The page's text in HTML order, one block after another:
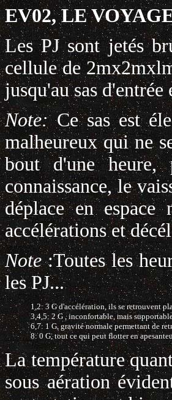
EV02, LE
Les PJ sont jetés
cellule de
jusqu'au sas
Note:Ce sas est
malheureux qui ne
bout d'une
connaissance, le
déplace en
accélérations et
Note:Toutes les
les PJ...
1,2: 3 G d'accélération, ils se retrouvent
3,4,5: 2 G , inconfortable, mais
6,7: 1 G, gravité normale permettant de
8: 0 G, tout ce qui peut flotter en
La température
sous aération